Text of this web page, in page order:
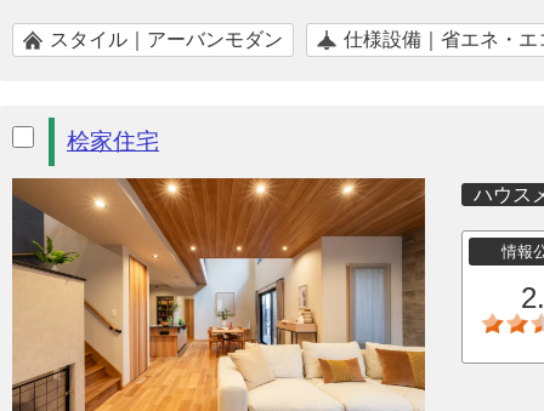
スタイル｜アーバンモダン 仕様設備｜省エネ・エ
桧家住宅
ハウス
情報